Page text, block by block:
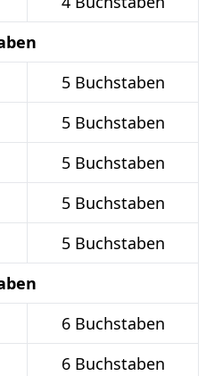
5 Buchstaben
5 Buchstaben
5 Buchstaben
5 Buchstaben
5 Buchstaben
6 Buchstaben
6 Buchstaben